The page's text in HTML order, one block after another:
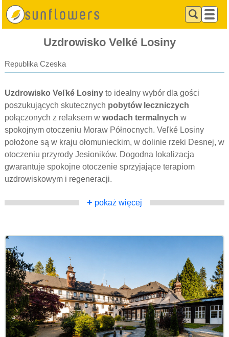
Uzdrowisko Velké Losiny
Republika Czeska
Uzdrowisko Veľké Losiny to idealny wybór dla gości
poszukujących skutecznych pobytów leczniczych
połączonych z relaksem w wodach termalnych w
spokojnym otoczeniu Moraw Północnych. Veľké Losiny
położone są w kraju ołomunieckim, w dolinie rzeki Desnej, w
otoczeniu przyrody Jesioników. Dogodna lokalizacja
gwarantuje spokojne otoczenie sprzyjające terapiom
uzdrowiskowym i regeneracji.
+ pokaż więcej